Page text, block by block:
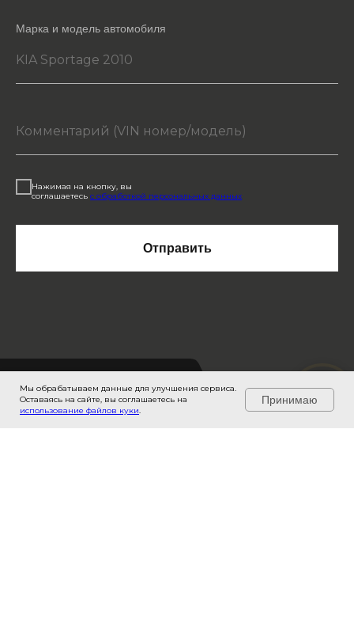
Марка и модель автомобиля
Нажимая на кнопку, вы
соглашаетесь с обработкой персональных данных
Отправить
Задайте вопрос здесь →
Мы обрабатываем данные для улучшения сервиса.
Оставаясь на сайте, вы соглашаетесь на
использование файлов куки.
Принимаю